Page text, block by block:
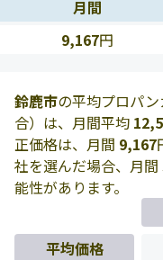
月間
9,167円
鈴鹿市の平均プロパ
合）は、月間平均
正価格は、月間 9,167
社を選んだ場合、月間
能性があります。
平均価格